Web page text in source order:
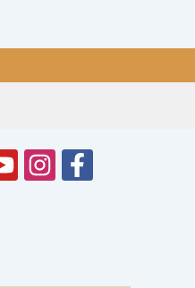
Youtube
Instagram
f